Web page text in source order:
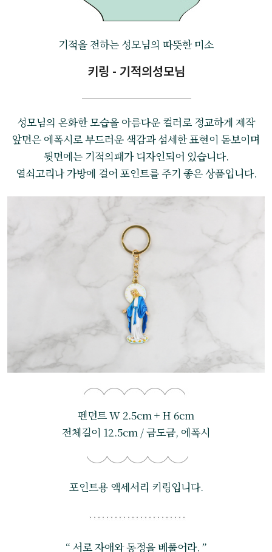
기적을 전하는 성모님의 따뜻한 미소
키링 - 기적의성모님
성모님의 온화한 모습을 아름다운 컬러로 정교하게 제작
앞면은 에폭시로 부드러운 색감과 섬세한 표현이 돋보이며
뒷면에는 기적의패가 디자인되어 있습니다.
열쇠고리나 가방에 걸어 포인트를 주기 좋은 상품입니다.
펜던트 W 2.5cm + H 6cm
전체길이 12.5cm / 금도금, 에폭시
포인트용 액세서리 키링입니다.
“ 서로 자애와 동정을 베풀어라. ”